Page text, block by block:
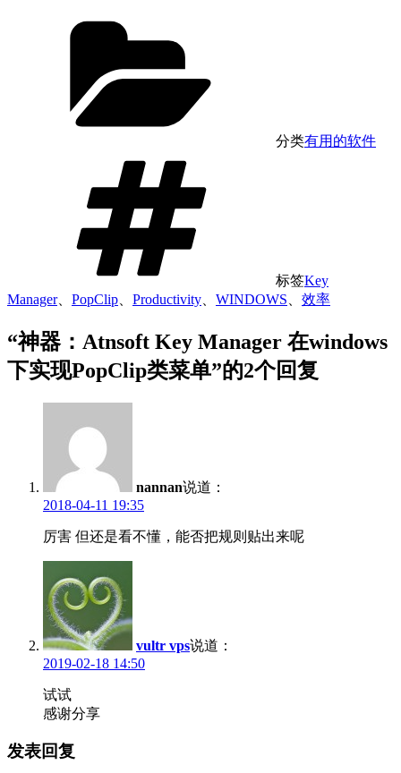
分类有用的软件
标签Key
Manager、 PopClip Productivity WINDOWS 效率
“神器：Atnsoft Key Manager 在windows
下实现PopClip类菜单”的2个回复
nannan说道：
2018-04-11 19:35
厉害 但还是看不懂，能否把规则贴出来呢
vultr vps说道：
2019-02-18 14:50
试试
感谢分享
发表回复